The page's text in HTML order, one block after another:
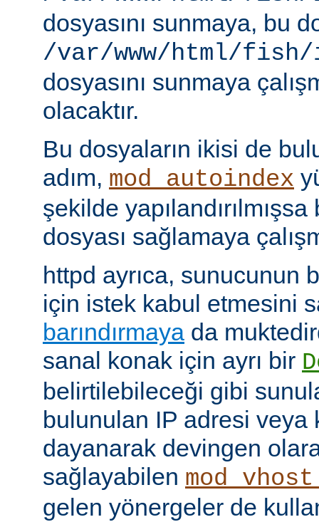
dosyasını sunmaya, bu
/var/www/html/fish/
dosyasını sunmaya
olacaktır.
Bu dosyaların ikisi de
adım, mod_autoindex
şekilde
dosyası sağlamaya
httpd ayrıca, sunucunun
için istek kabul etmesini
barındırmaya da
sanal konak için ayrı bir
belirtilebileceği gibi
bulunulan IP adresi veya
dayanarak devingen
sağlayabilen
gelen yönergeler de